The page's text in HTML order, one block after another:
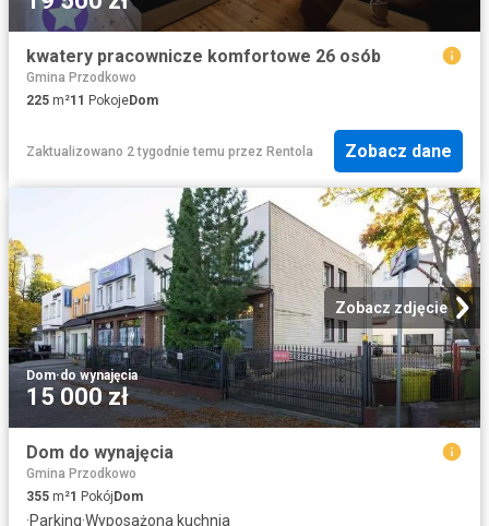
kwatery pracownicze komfortowe 26 osób
Gmina Przodkowo
225 m²11 PokojeDom
Zaktualizowano 2 tygodnie temu przez Rentola Zobacz dane
Zobacz zdjęcie
Dom·do wynajęcia
15 000 zł
Dom do wynajęcia
Gmina Przodkowo
355 m²1 Pokój Dom
·Parking·Wyposażona kuchnia